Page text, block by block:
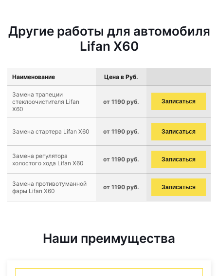
Другие работы для автомобиля
Lifan X60
Наименование Цена в Руб.
Замена трапеции
стеклоочистителя Lifan
X60
от 1190 руб. Записаться
Замена стартера Lifan X60 от 1190 руб. Записаться
Замена регулятора
холостого хода Lifan X60
от 1190 руб. Записаться
Замена противотуманной
фары Lifan X60
от 1190 руб. Записаться
Наши преимущества